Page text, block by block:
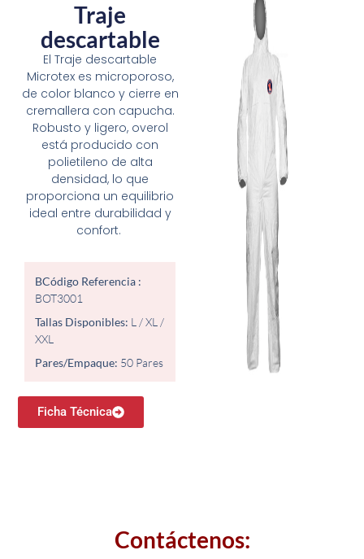
Traje
descartable
El Traje descartable
Microtex es microporoso,
de color blanco y cierre en
cremallera con capucha.
Robusto y ligero, overol
está producido con
polietileno de alta
densidad, lo que
proporciona un equilibrio
ideal entre durabilidad y
confort.
BCódigo Referencia :
BOT3001
Tallas Disponibles: L / XL /
XXL
Pares/Empaque: 50 Pares
Ficha Técnica
Contáctenos: